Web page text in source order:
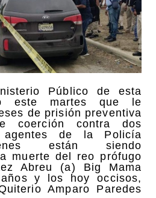
Público de esta
este martes que le
de prisión preventiva
coerción contra dos
de la Policía
están siendo
muerte del reo prófugo
Abreu (a) Big Mama
y los hoy occisos,
Amparo Paredes